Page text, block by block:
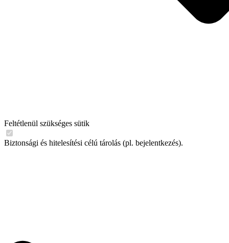
Feltétlenül szükséges sütik
Biztonsági és hitelesítési célú tárolás (pl. bejelentkezés).